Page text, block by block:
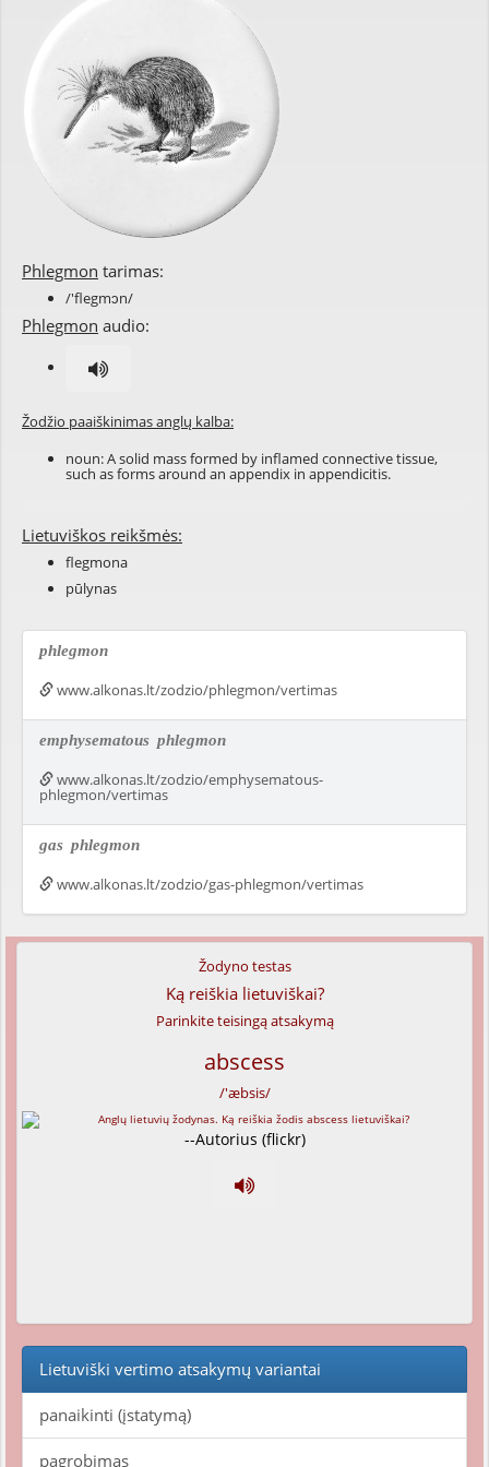
Phlegmon tarimas:
/'flegmɔn/
Phlegmon audio:
Žodžio paaiškinimas anglų kalba:
noun: A solid mass formed by inflamed connective tissue,
such as forms around an appendix in appendicitis.
Lietuviškos reikšmės:
flegmona
pūlynas
phlegmon
www.alkonas.lt/zodzio/phlegmon/vertimas
emphysematous phlegmon
www.alkonas.lt/zodzio/emphysematous-
phlegmon/vertimas
gas phlegmon
www.alkonas.lt/zodzio/gas-phlegmon/vertimas
Žodyno testas
Ką reiškia lietuviškai?
Parinkite teisingą atsakymą
abscess
/'æbsis/
--Autorius (flickr)
Lietuviški vertimo atsakymų variantai
panaikinti (įstatymą)
pagrobimas